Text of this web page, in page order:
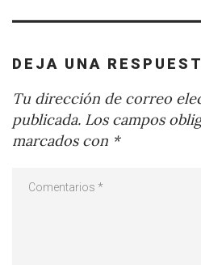
DEJA UNA
Tu dirección de correo
publicada. Los campos
marcados con *